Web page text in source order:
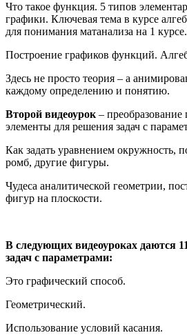
Что такое функция. 5 типов
графики. Ключевая тема в курсе
для понимания матанализа на 1 курсе.
Построение графиков функций.
Здесь не просто теория – а
каждому определению и понятию.
Второй видеоурок –
элементы для решения задач с
Как задать уравнением окружность,
ромб, другие фигуры.
Чудеса аналитической геометрии,
фигур на плоскости.
В следующих видеоуроках даются
задач с параметрами:
Это графический способ.
Геометрический.
Использование условий касания.